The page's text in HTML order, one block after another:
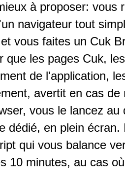
à proposer: vous
navigateur tout
vous faites un Cuk
que les pages Cuk,
de l'application,
avertit en cas de
vous le lancez au
dédié, en plein
qui vous balance
10 minutes, au cas